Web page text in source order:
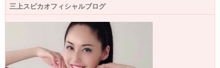
三上スピカオフィシャルブログ